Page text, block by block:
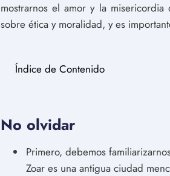
mostrarnos el amor y la
sobre ética y moralidad, y es
Índice de Contenido
No olvidar
Primero, debemos
Zoar es una antigua ciudad